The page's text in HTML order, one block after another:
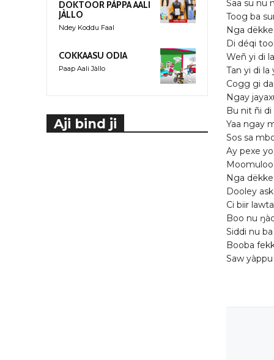
DOKTOOR PÀPPA AALI
JÀLLO
Ndey Koddu Faal
COKKAASU ODIA
Paap Aali Jàllo
Aji bind ji
Saa su nu
Toog ba
Nga
Di déqi
Weñ yi di
Tan yi di la
Cogg gi
Ngay
Bu nit ñi
Yaa ngay
Sos sa
Ay pexe
Nga
Dooley
Ci biir
Boo nu
Siddi nu
Booba
Saw